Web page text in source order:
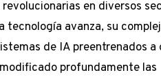
en diversos
tecnología avanza, su
de IA preentrenados a
profundamente las